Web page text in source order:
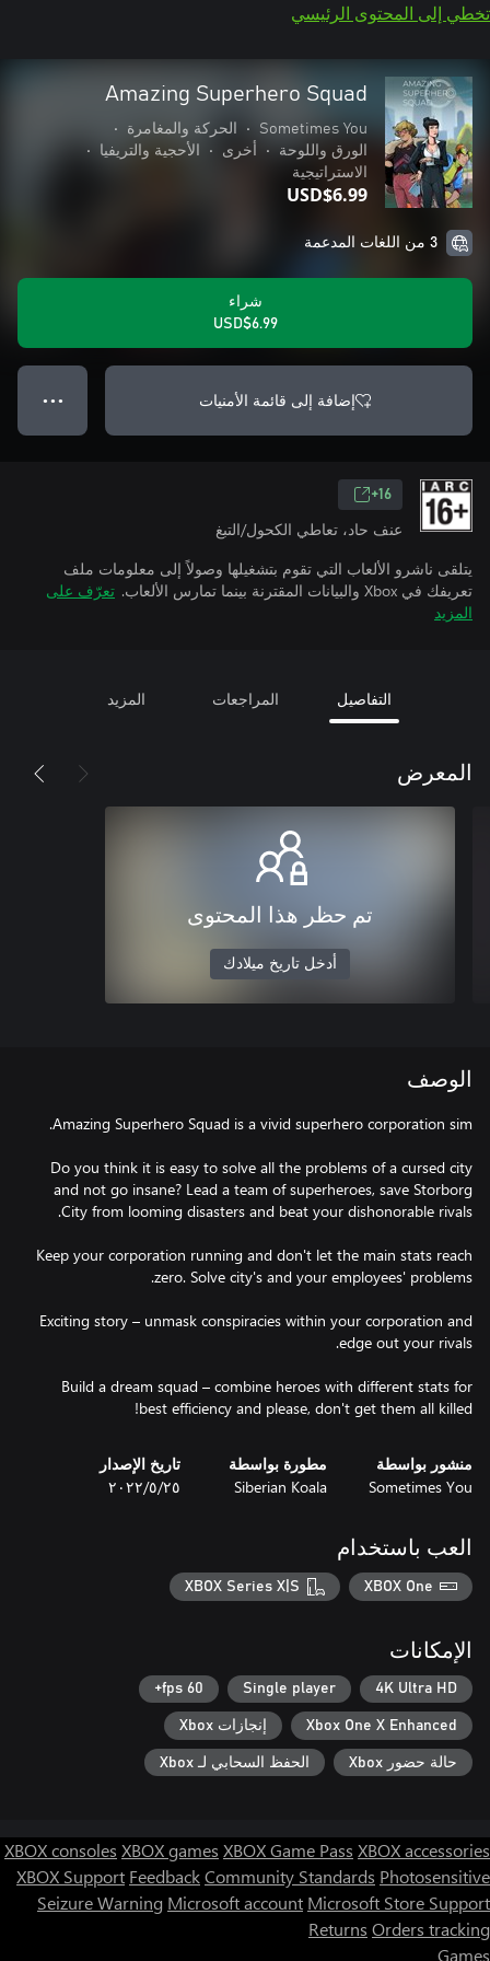
تخطي إلى المحتوى الرئيسي
Amazing Superhero Squad
Sometimes You
• الحركة والمغامرة
•
الورق واللوحة
• أخرى • الأحجية والتريفيا
•
الاستراتيجية
USD$6.99
3 من اللغات المدعمة
شراء
USD$6.99
إضافة إلى قائمة الأمنيات ● ● ●
16+
عنف حاد، تعاطي الكحول/التبغ
يتلقى ناشرو الألعاب التي تقوم بتشغيلها وصولاً إلى معلومات ملف
تعريفك في Xbox والبيانات المقترنة بينما تمارس الألعاب.
تعرّف على
المزيد
التفاصيل المراجعات المزيد
المعرض
تم حظر هذا المحتوى
أدخل تاريخ ميلادك
الوصف
Do you think it is easy to solve all the problems of a cursed city
and not go insane? Lead a team of superheroes, save Storborg
Keep your corporation running and don't let the main stats reach
Exciting story – unmask conspiracies within your corporation and
Build a dream squad – combine heroes with different stats for
best efficiency and please, don't get them all killed!
منشور بواسطة
Sometimes You
مطورة بواسطة
Siberian Koala
تاريخ الإصدار
٢٥‏/٥‏/٢٠٢٢
العب باستخدام
XBOX One
XBOX Series X|S
الإمكانات
4K Ultra HD
Single player
60 fps+
Xbox One X Enhanced إنجازات Xbox
حالة حضور Xbox الحفظ السحابي لـ Xbox
XBOX consoles XBOX games XBOX Game Pass XBOX accessories
XBOX Support FeedbackCommunity Standards Photosensitive
Seizure Warning Microsoft account Microsoft Store Support
Returns Orders tracking
Games